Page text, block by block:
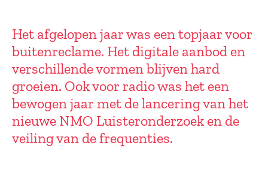
Het afgelopen jaar was een topjaar voor
buitenreclame. Het digitale aanbod en
verschillende vormen blijven hard
groeien. Ook voor radio was het een
bewogen jaar met de lancering van het
nieuwe NMO Luisteronderzoek en de
veiling van de frequenties.